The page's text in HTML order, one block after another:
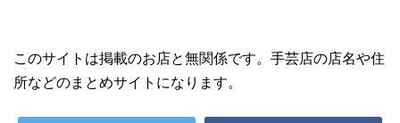
このサイトは掲載のお店と無関係です。手芸店の店名や住
所などのまとめサイトになります。